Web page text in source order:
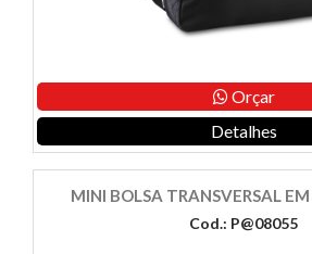
Orçar
Detalhes
MINI BOLSA TRANSVERSAL
Cod.: P@08055